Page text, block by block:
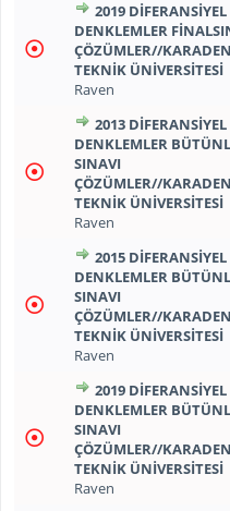
2019 DİFERANSİYEL
DENKLEMLER
ÇÖZÜMLER//
TEKNİK ÜNİVERSİTESİ
Raven
2013 DİFERANSİYEL
DENKLEMLER
SINAVI
ÇÖZÜMLER//
TEKNİK ÜNİVERSİTESİ
Raven
2015 DİFERANSİYEL
DENKLEMLER
SINAVI
ÇÖZÜMLER//
TEKNİK ÜNİVERSİTESİ
Raven
2019 DİFERANSİYEL
DENKLEMLER
SINAVI
ÇÖZÜMLER//
TEKNİK ÜNİVERSİTESİ
Raven